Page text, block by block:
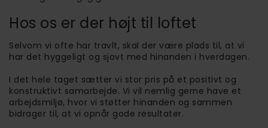
Hos os er der højt til loftet
Selvom vi ofte har travlt, skal der være plads til, at vi
har det hyggeligt og sjovt med hinanden i hverdagen.
I det hele taget sætter vi stor pris på et positivt og
konstruktivt samarbejde. Vi vil nemlig gerne have et
arbejdsmiljø, hvor vi støtter hinanden og sammen
bidrager til, at vi opnår gode resultater.